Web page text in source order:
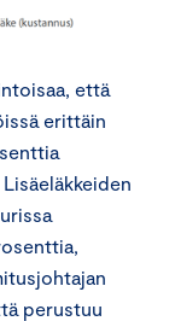
että
erittäin
perustuu